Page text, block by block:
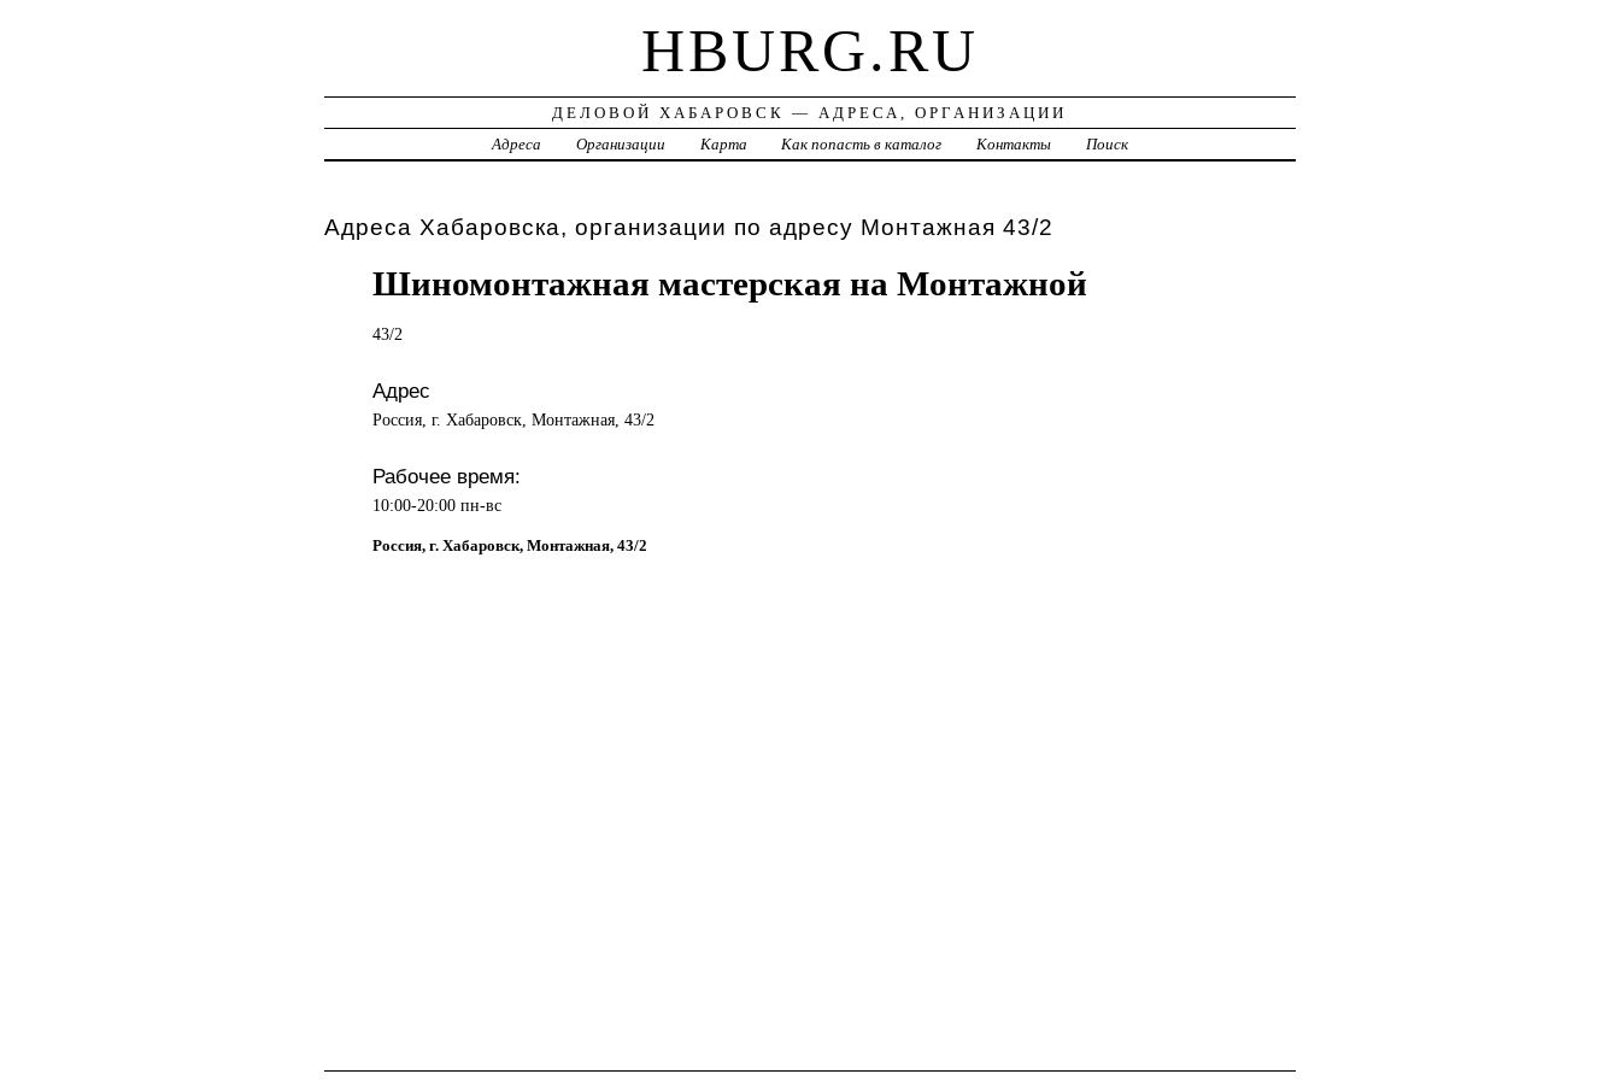
HBURG.RU
ДЕЛОВОЙ ХАБАРОВСК — АДРЕСА, ОРГАНИЗАЦИИ
Адреса
Организации Карта Как попасть в каталог Контакты Поиск
Адреса Хабаровска, организации по адресу Монтажная 43/2
Шиномонтажная мастерская на Монтажной
43/2
Адрес
Россия, г. Хабаровск, Монтажная, 43/2
Рабочее время:
10:00-20:00 пн-вс
Россия, г. Хабаровск, Монтажная, 43/2